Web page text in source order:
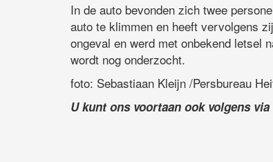
In de auto bevonden zich twee
auto te klimmen en heeft vervolgens
ongeval en werd met onbekend letsel
wordt nog onderzocht.
foto: Sebastiaan Kleijn /Persbureau
U kunt ons voortaan ook volgens